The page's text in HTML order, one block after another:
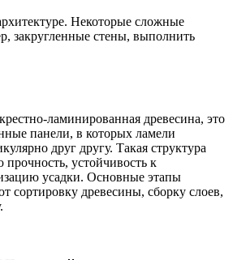
Некоторые сложные
закругленные стены, выполнить
ламинированная древесина, это
панели, в которых ламели
друг другу. Такая структура
устойчивость к
усадки. Основные этапы
сортировку древесины, сборку слоев,